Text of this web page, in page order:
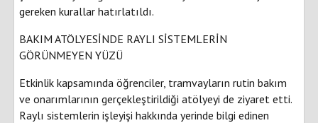
gereken kurallar hatırlatıldı.
BAKIM ATÖLYESİNDE RAYLI SİSTEMLERİN
GÖRÜNMEYEN YÜZÜ
Etkinlik kapsamında öğrenciler, tramvayların rutin bakım
ve onarımlarının gerçekleştirildiği atölyeyi de ziyaret etti.
Raylı sistemlerin işleyişi hakkında yerinde bilgi edinen